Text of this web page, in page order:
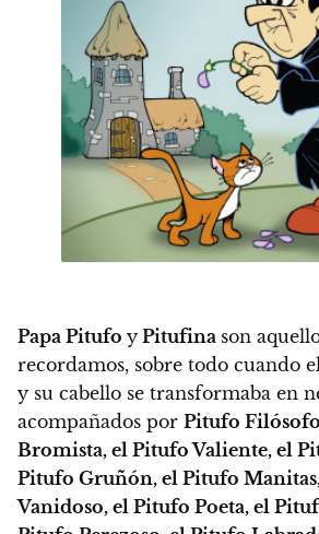
Papa Pitufo y Pitufina son
recordamos, sobre todo cuando
y su cabello se transformaba en
acompañados por Pitufo
Bromista, el Pitufo Valiente, el
Pitufo Gruñón, el Pitufo
Vanidoso, el Pitufo Poeta, el